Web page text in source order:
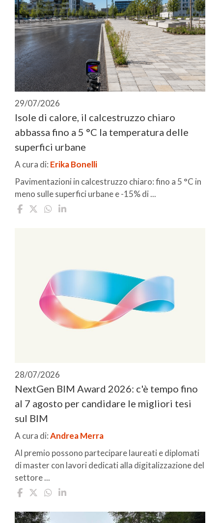
29/07/2026
Isole di calore, il calcestruzzo chiaro
abbassa fino a 5 °C la temperatura delle
superfici urbane
A cura di: Erika Bonelli
Pavimentazioni in calcestruzzo chiaro: fino a 5 °C in
meno sulle superfici urbane e -15% di ...
28/07/2026
NextGen BIM Award 2026: c'è tempo fino
al 7 agosto per candidare le migliori tesi
sul BIM
A cura di:Andrea Merra
Al premio possono partecipare laureati e diplomati
di master con lavori dedicati alla digitalizzazione del
settore ...